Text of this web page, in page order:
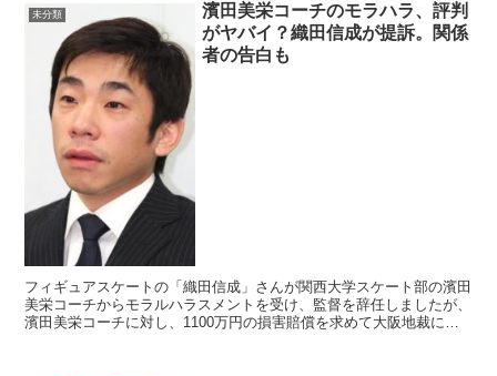
未分類
濱田美栄コーチのモラハラ、評判
がヤバイ？織田信成が提訴。関係
者の告白も
フィギュアスケートの「織田信成」さんが関西大学スケート部の濱田
美栄コーチからモラルハラスメントを受け、監督を辞任しましたが、
濱田美栄コーチに対し、1100万円の損害賠償を求めて大阪地裁に提